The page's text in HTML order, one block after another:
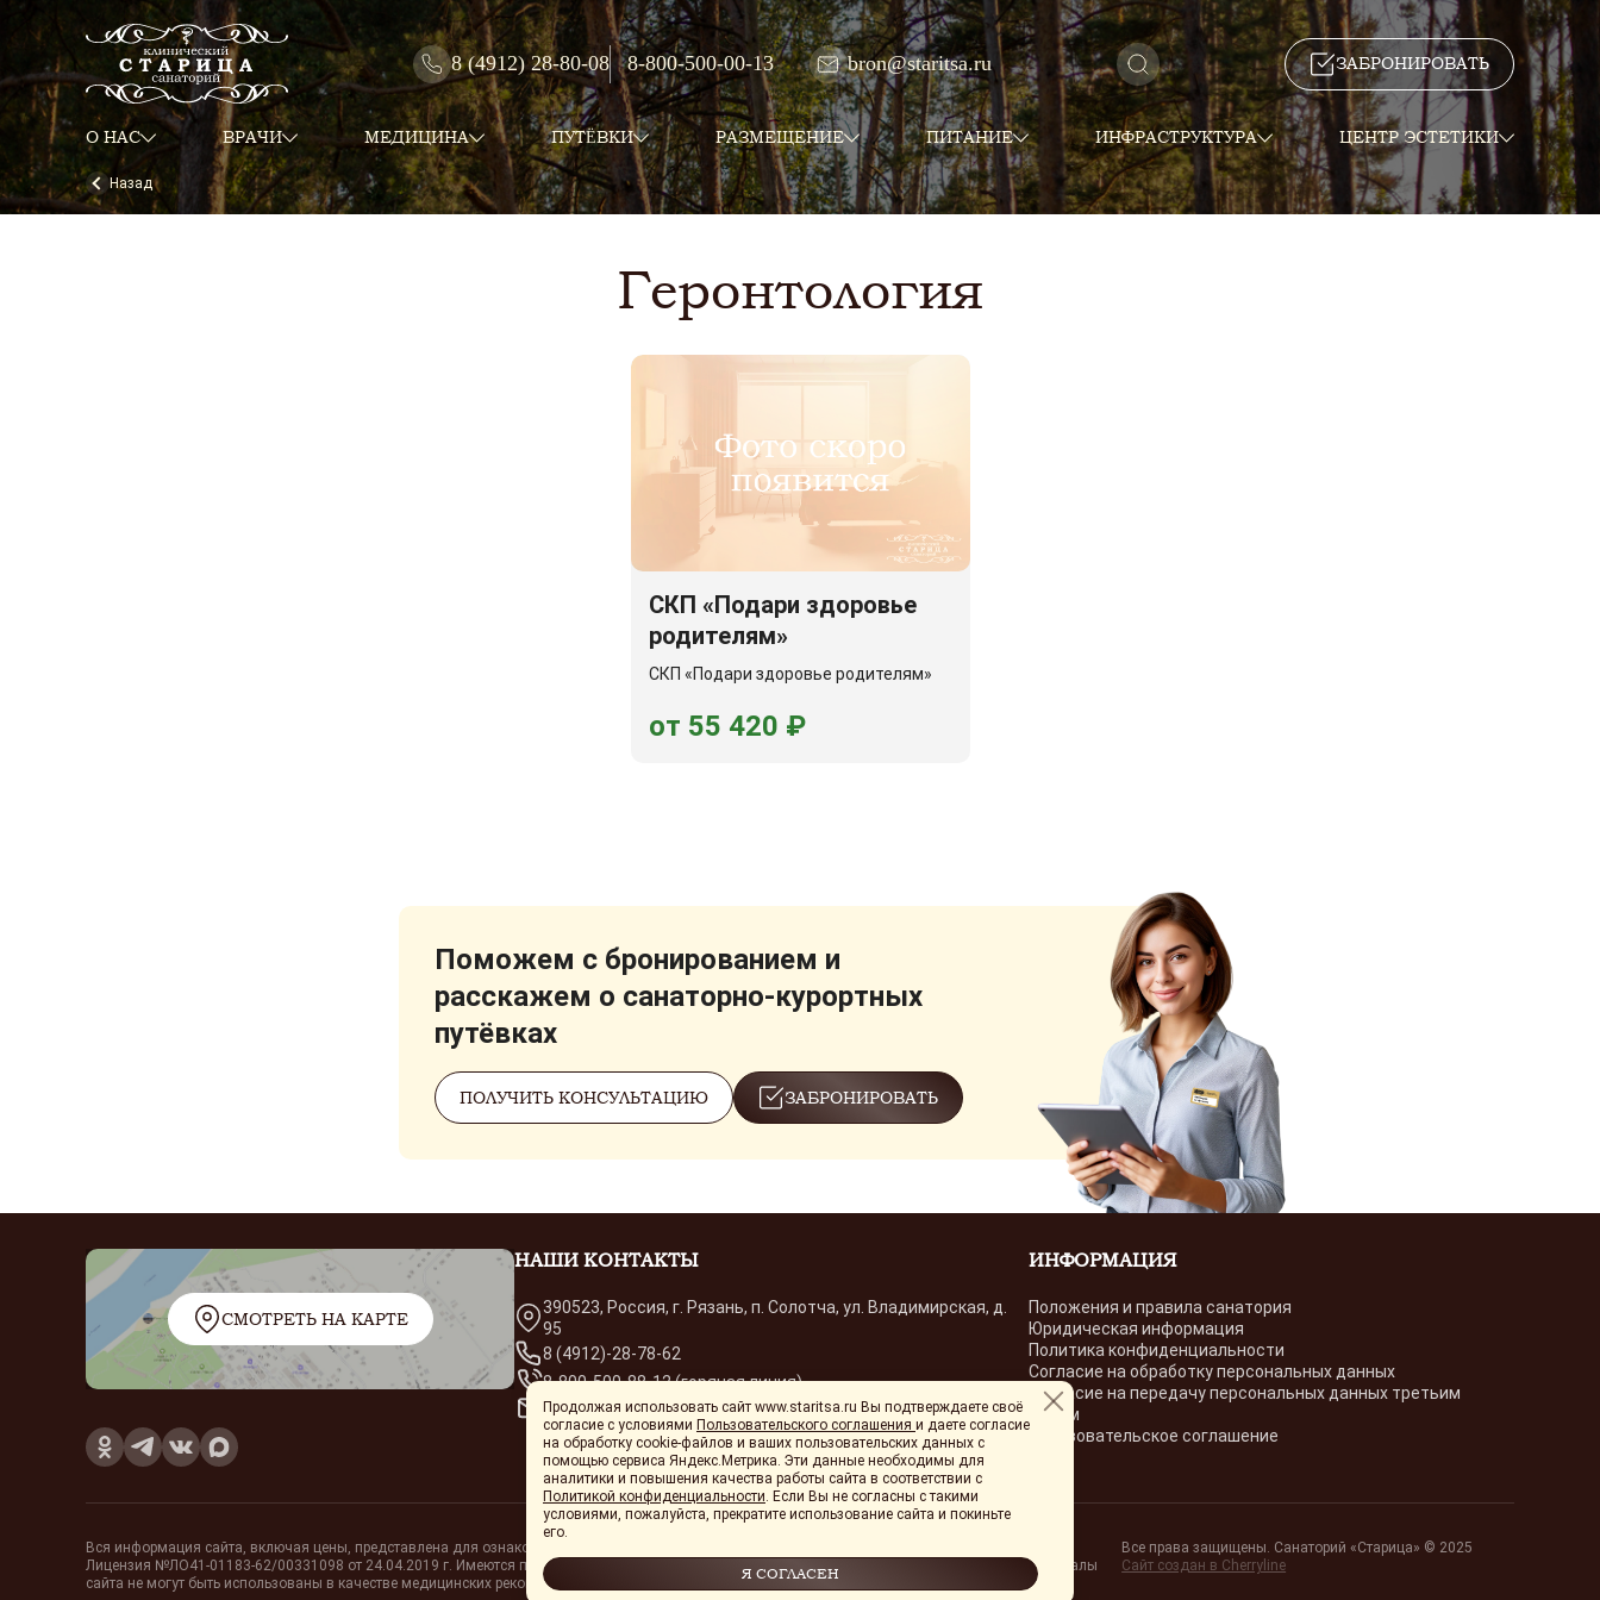
8 (4912) 28-80-08 8-800-500-00-13 bron@staritsa.ru ЗАБРОНИРОВАТЬ
О НАС ВРАЧИ МЕДИЦИНА ПУТЁВКИ РАЗМЕЩЕНИЕ ПИТАНИЕ ИНФРАСТРУКТУРА ЦЕНТР ЭСТЕТИКИ
Назад
Геронтология
СКП «Подари здоровье
родителям»
СКП «Подари здоровье родителям»
от 55 420 ₽
Поможем с бронированием и
расскажем о санаторно-курортных
путёвках
ПОЛУЧИТЬ КОНСУЛЬТАЦИЮ ЗАБРОНИРОВАТЬ
СМОТРЕТЬ НА КАРТЕ
НАШИ КОНТАКТЫ
390523, Россия, г. Рязань, п. Солотча, ул. Владимирская, д.
95
8 (4912)-28-78-62
8-800-500-88-12 (горячая линия)
sekretar@staritsa.ru
ИНФОРМАЦИЯ
Положения и правила санатория
Юридическая информация
Политика конфиденциальности
Согласие на обработку персональных данных
Согласие на передачу персональных данных третьим
лицам
Пользовательское соглашение
Вся информация сайта, включая цены, представлена для ознакомления и не является публичной офертой (ст. 435 ГК РФ, cт. 437 ГК РФ).
Лицензия №ЛО41-01183-62/00331098 от 24.04.2019 г. Имеются противопоказания. Необходимо проконсультироваться со специалистом. Материалы
сайта не могут быть использованы в качестве медицинских рекомендаций.
Все права защищены. Санаторий «Старица» © 2025
Сайт создан в Cherryline
Продолжая использовать сайт www.staritsa.ru Вы подтверждаете своё
согласие с условиями Пользовательского соглашения и даете согласие
на обработку cookie-файлов и ваших пользовательских данных с
помощью сервиса Яндекс.Метрика. Эти данные необходимы для
аналитики и повышения качества работы сайта в соответствии с
Политикой конфиденциальности. Если Вы не согласны с такими
условиями, пожалуйста, прекратите использование сайта и покиньте
его.
Я СОГЛАСЕН